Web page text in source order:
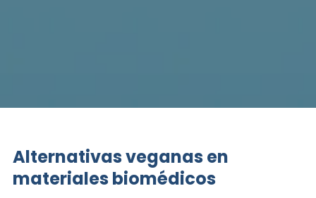
Alternativas veganas en
materiales biomédicos